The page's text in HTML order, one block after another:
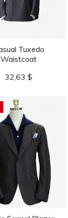
Tuxedo
Waistcoat
Prix
32,63 $